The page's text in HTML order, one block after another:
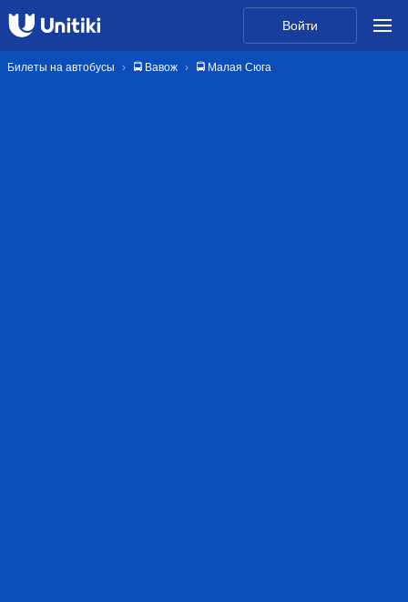
Войти
Билеты на автобусы 🚍 Вавож 🚍 Малая Сюга